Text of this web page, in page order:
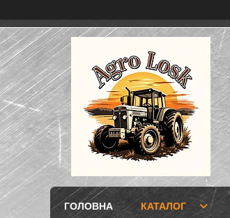
ГОЛОВНА КАТАЛОГ